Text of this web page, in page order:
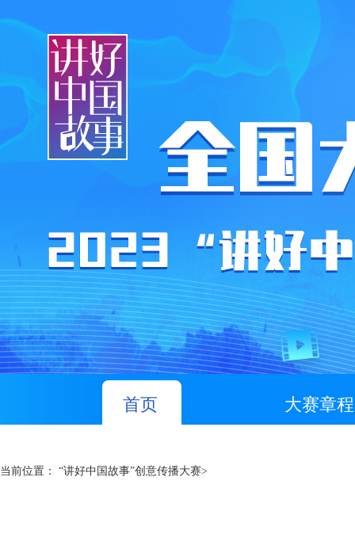
首页 大赛章程
当前位置： “讲好中国故事”创意传播大赛>